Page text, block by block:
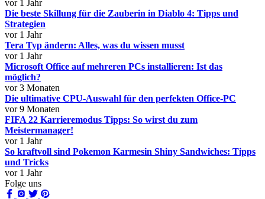
vor 1 Jahr
Die beste Skillung für die Zauberin in Diablo 4: Tipps und
Strategien
vor 1 Jahr
Tera Typ ändern: Alles, was du wissen musst
vor 1 Jahr
Microsoft Office auf mehreren PCs installieren: Ist das
möglich?
vor 3 Monaten
Die ultimative CPU-Auswahl für den perfekten Office-PC
vor 9 Monaten
FIFA 22 Karrieremodus Tipps: So wirst du zum
Meistermanager!
vor 1 Jahr
So kraftvoll sind Pokemon Karmesin Shiny Sandwiches: Tipps
und Tricks
vor 1 Jahr
Folge uns